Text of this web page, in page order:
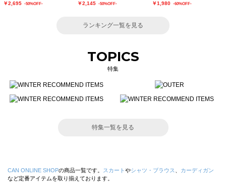
￥2,695 -50%OFF- ￥2,145 -50%OFF- ￥1,980 -60%OFF-
ランキング一覧を見る
TOPICS
特集
特集一覧を見る
CAN ONLINE SHOPの商品一覧です。 スカート やシャツ・ブラウス
カーディガン
など定番アイテムを取り揃えております。